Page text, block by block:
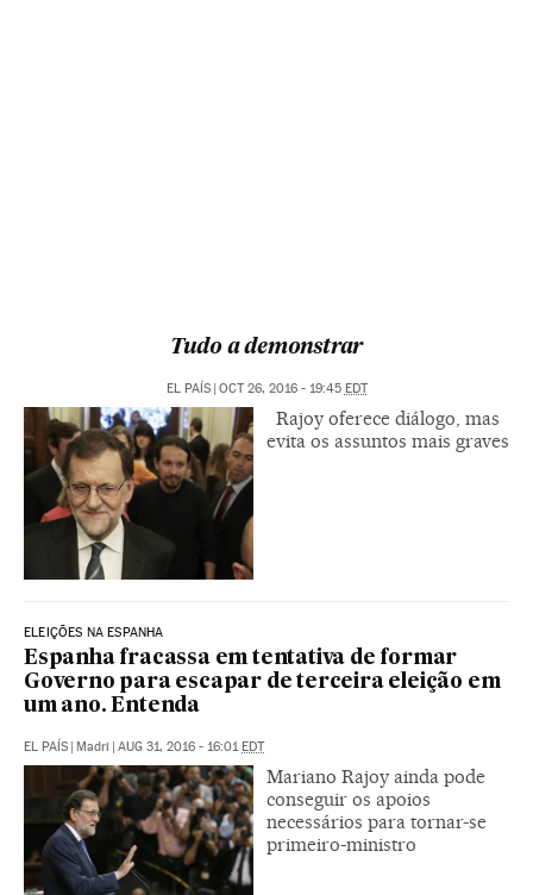
Tudo a demonstrar
EL PAÍS | OCT 26, 2016 - 19:45 EDT
Rajoy oferece diálogo, mas
evita os assuntos mais graves
ELEIÇÕES NA ESPANHA
Espanha fracassa em tentativa de formar
Governo para escapar de terceira eleição em
um ano. Entenda
EL PAÍS | Madri | AUG 31, 2016 - 16:01EDT
Mariano Rajoy ainda pode
conseguir os apoios
necessários para tornar-se
primeiro-ministro